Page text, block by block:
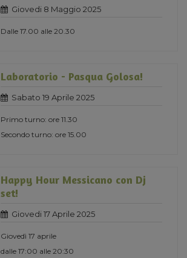
Giovedi 8 Maggio 2025
Dalle 17.00 alle 20.30
Laboratorio - Pasqua Golosa!
Sabato 19 Aprile 2025
Primo turno: ore 11.30
Secondo turno: ore 15.00
Happy Hour Messicano con Dj
set!
Giovedi 17 Aprile 2025
Giovedì 17 aprile
dalle 17:00 alle 20:30